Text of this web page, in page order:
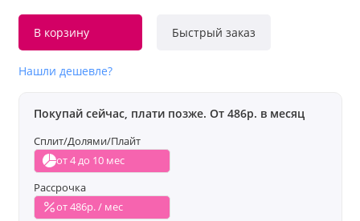
В корзину Быстрый заказ
Нашли дешевле?
Покупай сейчас, плати позже. От 486р. в месяц
Сплит/Долями/Плайт
от 4 до 10 мес
Рассрочка
от 486р. / мес